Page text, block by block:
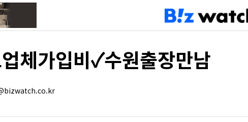
체가입비✓수원출장만남